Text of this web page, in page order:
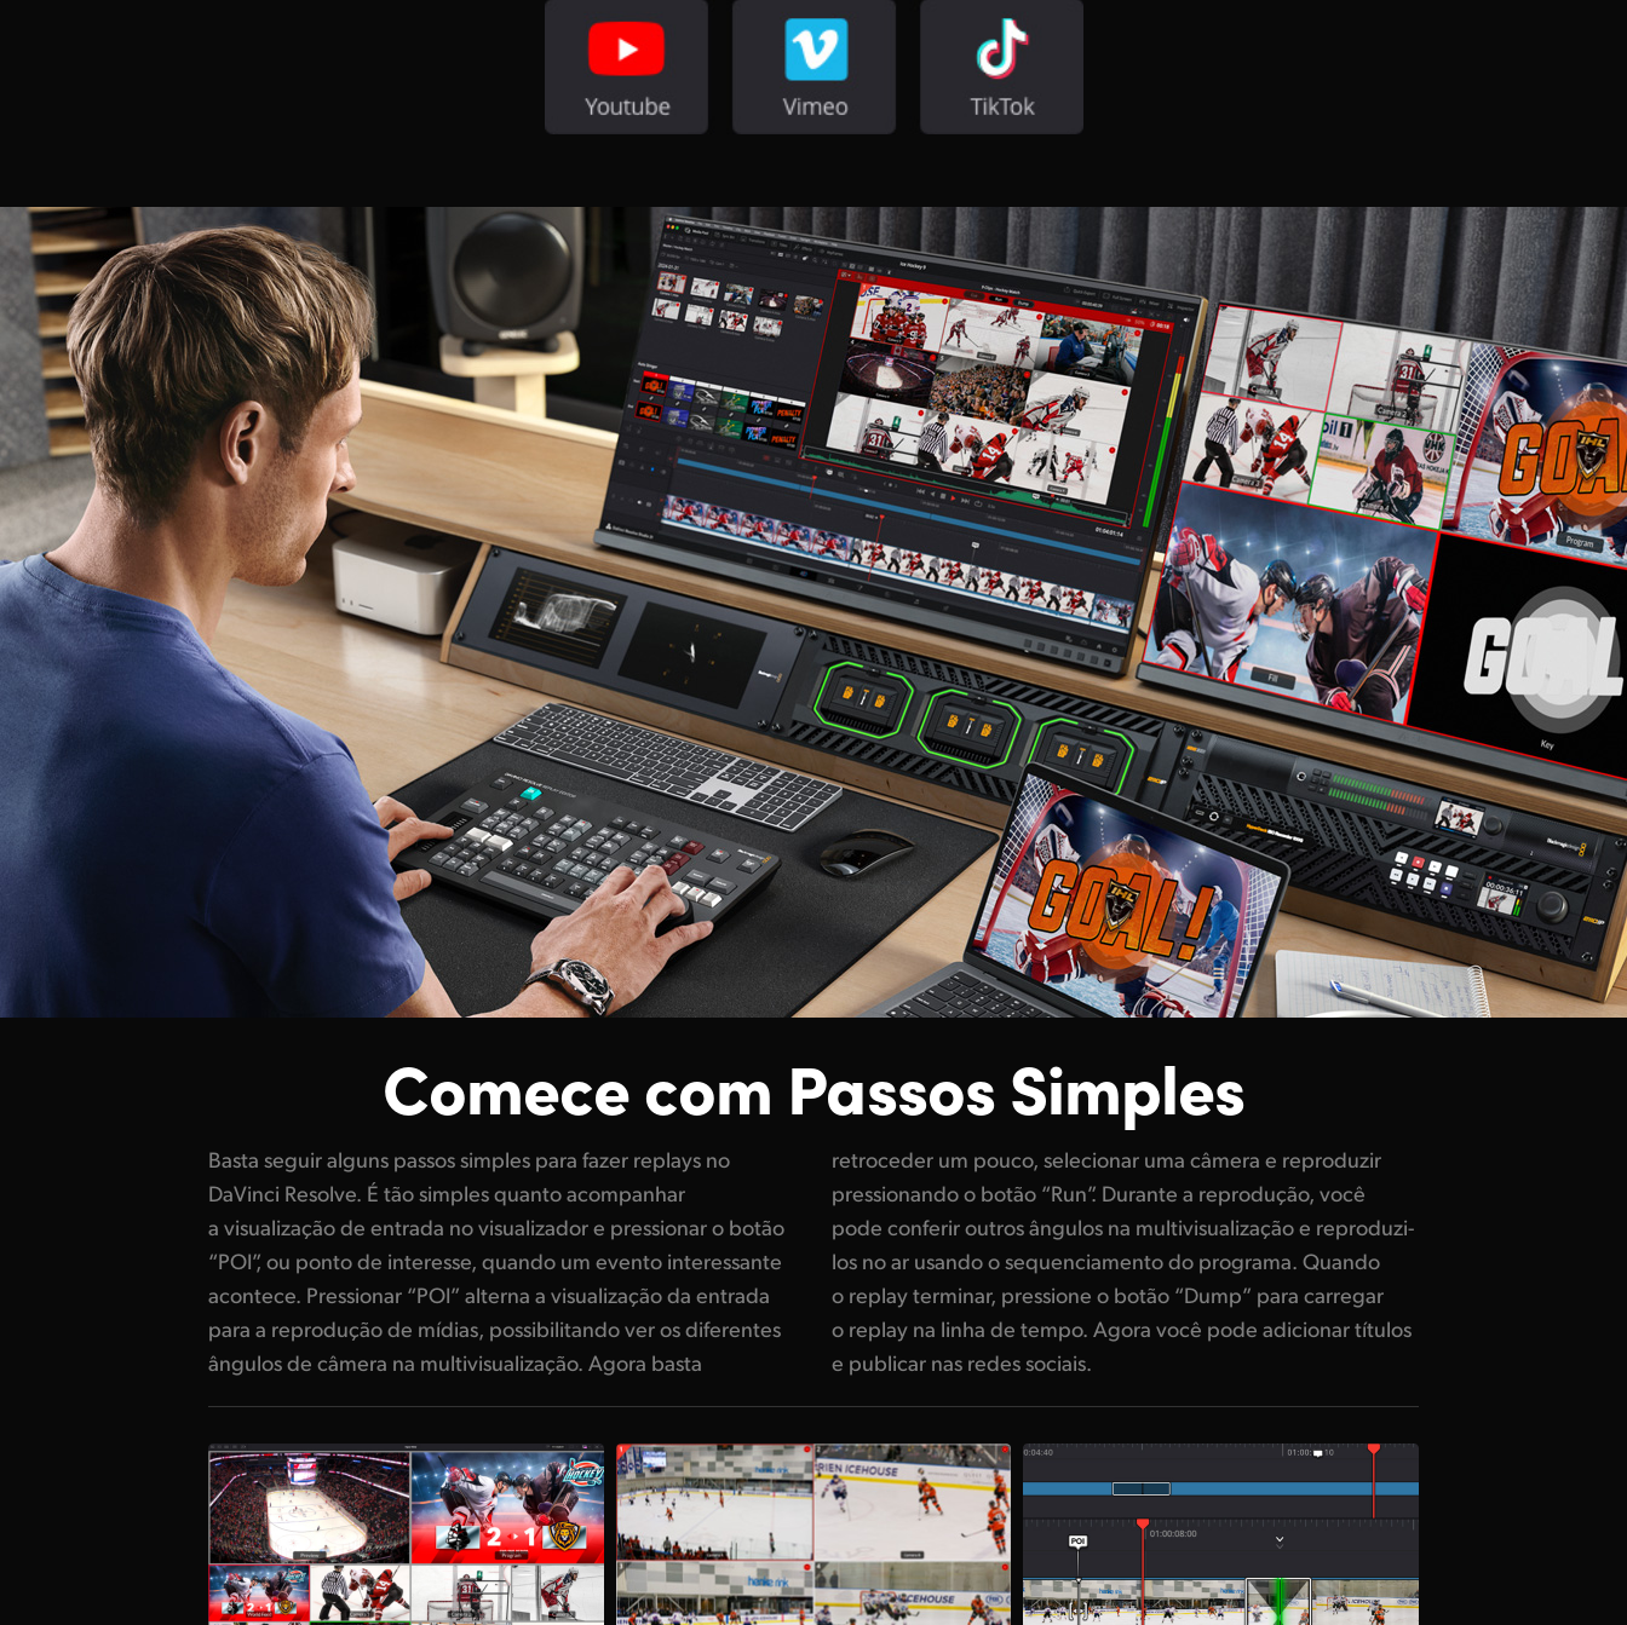
Comece com Passos Simples
Basta seguir alguns passos simples para fazer replays no
DaVinci Resolve. É tão simples quanto acompanhar
a visualização de entrada no visualizador e pressionar o botão
“POI”, ou ponto de interesse, quando um evento interessante
acontece. Pressionar “POI” alterna a visualização da entrada
para a reprodução de mídias, possibilitando ver os diferentes
ângulos de câmera na multivisualização. Agora basta
retroceder um pouco, selecionar uma câmera e reproduzir
pressionando o botão “Run”. Durante a reprodução, você
pode conferir outros ângulos na multivisualização e reproduzi-
los no ar usando o sequenciamento do programa. Quando
o replay terminar, pressione o botão “Dump” para carregar
o replay na linha de tempo. Agora você pode adicionar títulos
e publicar nas redes sociais.